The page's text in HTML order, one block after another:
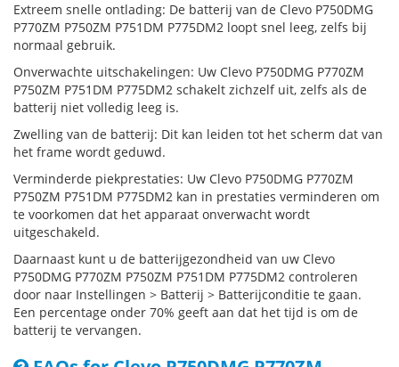
Extreem snelle ontlading: De batterij van de Clevo P750DMG
P770ZM P750ZM P751DM P775DM2 loopt snel leeg, zelfs bij
normaal gebruik.
Onverwachte uitschakelingen: Uw Clevo P750DMG P770ZM
P750ZM P751DM P775DM2 schakelt zichzelf uit, zelfs als de
batterij niet volledig leeg is.
Zwelling van de batterij: Dit kan leiden tot het scherm dat van
het frame wordt geduwd.
Verminderde piekprestaties: Uw Clevo P750DMG P770ZM
P750ZM P751DM P775DM2 kan in prestaties verminderen om
te voorkomen dat het apparaat onverwacht wordt
uitgeschakeld.
Daarnaast kunt u de batterijgezondheid van uw Clevo
P750DMG P770ZM P750ZM P751DM P775DM2 controleren
door naar Instellingen > Batterij > Batterijconditie te gaan.
Een percentage onder 70% geeft aan dat het tijd is om de
batterij te vervangen.